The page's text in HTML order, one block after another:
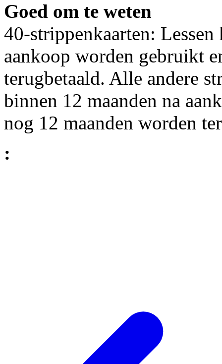
Goed om te weten
40-strippenkaarten:
aankoop worden gebruikt
terugbetaald. Alle andere
binnen 12 maanden na
nog 12 maanden worden
: